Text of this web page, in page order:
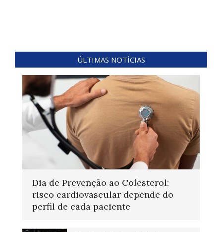
ÚLTIMAS NOTÍCIAS
Dia de Prevenção ao Colesterol:
risco cardiovascular depende do
perfil de cada paciente